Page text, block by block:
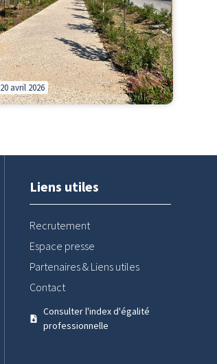
20 avril 2026
Liens utiles
Recrutement
Espace presse
Partenaires & Liens utiles
Contact
Consulter l'index d'égalité
professionnelle